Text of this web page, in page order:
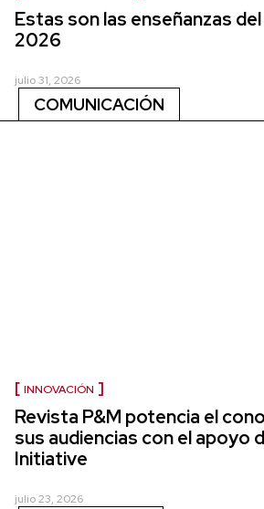
Estas son las enseñanzas
2026
julio 31, 2026
COMUNICACIÓN
INNOVACIÓN
Revista P&M potencia el
sus audiencias con el apoyo
Initiative
julio 23, 2026